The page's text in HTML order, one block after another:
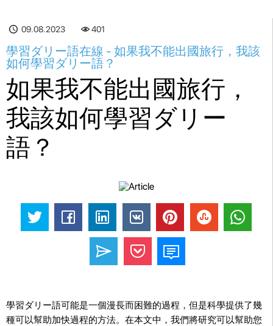
09.08.2023 401
學習ダリー語在線 - 如果我不能出國旅行，我該
如何學習ダリー語？
如果我不能出國旅行，
我該如何學習ダリー
語？
學習ダリー語可能是一個漫長而困難的過程，但是科學提供了幾
種可以幫助加快過程的方法。在本文中，我們將研究可以幫助您